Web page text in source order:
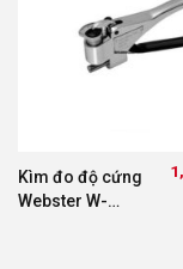
Kìm đo độ cứng
Webster W-